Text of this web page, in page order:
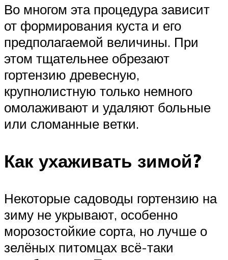
Во многом эта процедура зависит
от формирования куста и его
предполагаемой величины. При
этом тщательнее обрезают
гортензию древесную,
крупнолистную только немного
омолаживают и удаляют больные
или сломанные ветки.
Как ухаживать зимой?
Некоторые садоводы гортензию на
зиму не укрывают, особенно
морозостойкие сорта, но лучше о
зелёных питомцах всё-таки